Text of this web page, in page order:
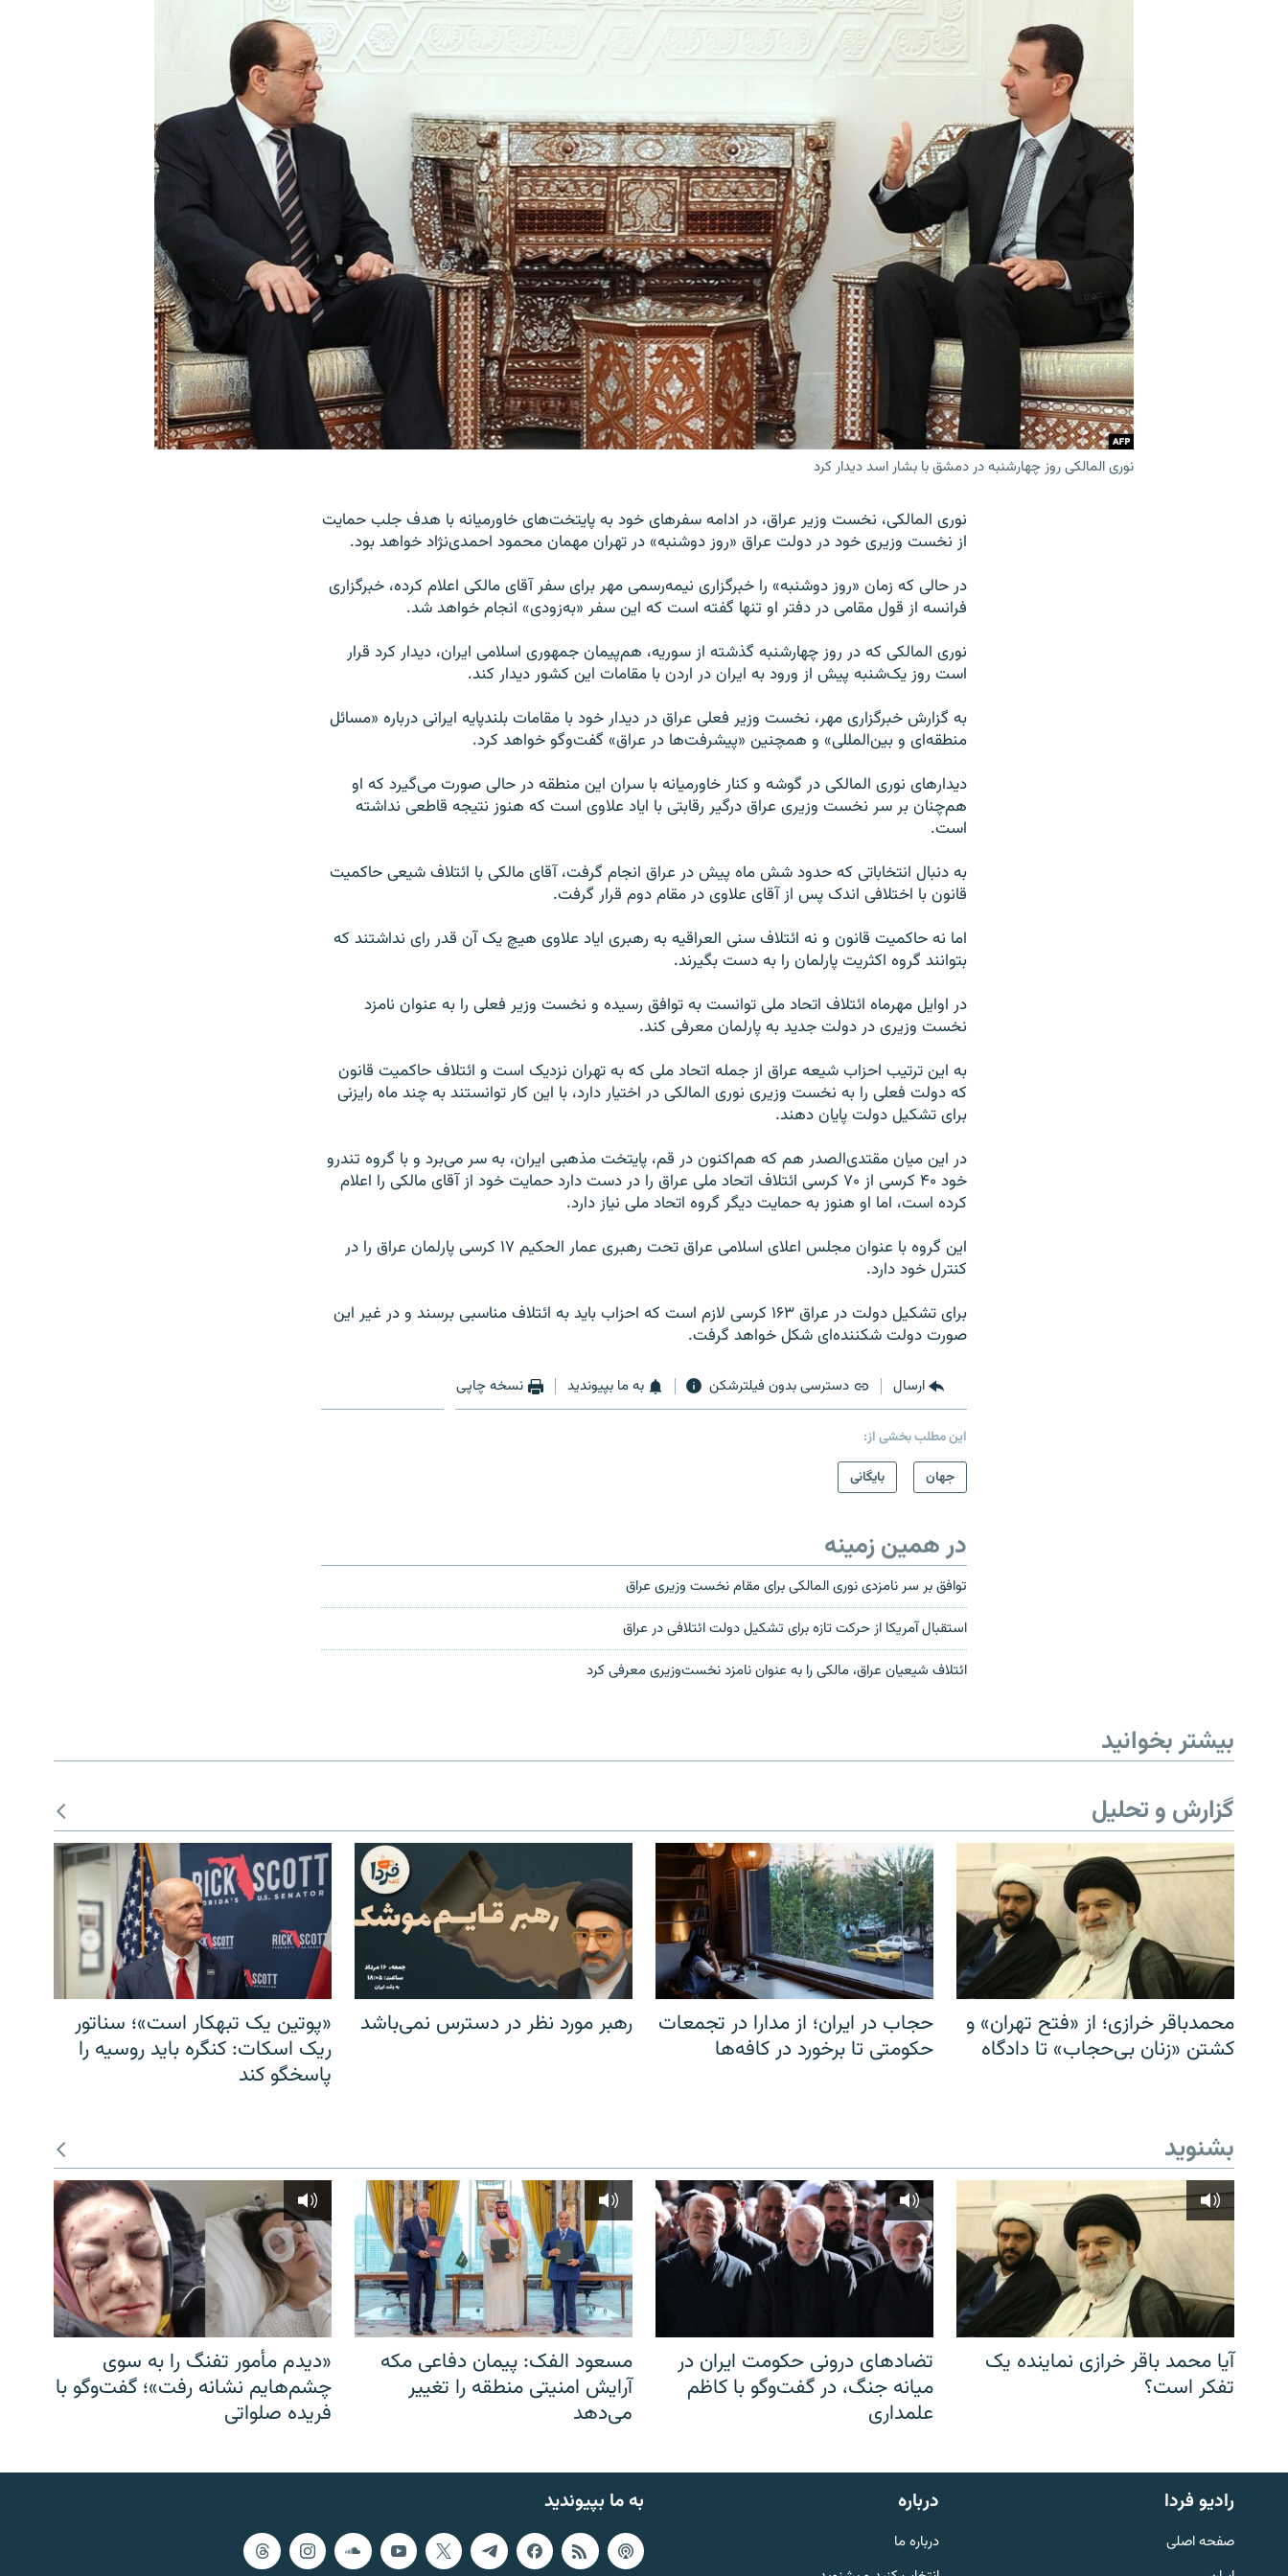
English
به ما بپیوندید
نوری المالکی روز چهارشنبه در دمشق با بشار اسد دیدار کرد
نوری المالکی، نخست وزیر عراق، در ادامه سفرهای خود به پایتخت‌های خاورمیانه با هدف جلب حمایت
از نخست وزیری خود در دولت عراق «روز دوشنبه» در تهران مهمان محمود احمدی‌نژاد خواهد بود.
در حالی که زمان «روز دوشنبه» را خبرگزاری نیمه‌رسمی مهر برای سفر آقای مالکی اعلام کرده، خبرگزاری
فرانسه از قول مقامی در دفتر او تنها گفته است که این سفر «به‌زودی» انجام خواهد شد.
نوری المالکی که در روز چهارشنبه گذشته از سوریه، هم‌پیمان جمهوری اسلامی ایران، دیدار کرد قرار
است روز یک‌شنبه پیش از ورود به ایران در اردن با مقامات این کشور دیدار کند.
به گزارش خبرگزاری مهر، نخست وزیر فعلی عراق در دیدار خود با مقامات بلندپایه ایرانی درباره «مسائل
منطقه‌ای و بین‌المللی» و همچنین «پیشرفت‌ها در عراق» گفت‌وگو خواهد کرد.
دیدارهای نوری المالکی در گوشه و کنار خاورمیانه با سران این منطقه در حالی صورت می‌گیرد که او
هم‌چنان بر سر نخست وزیری عراق درگیر رقابتی با ایاد علاوی است که هنوز نتیجه قاطعی نداشته
است.
به دنبال انتخاباتی که حدود شش ماه پیش در عراق انجام گرفت، آقای مالکی با ائتلاف شیعی حاکمیت
قانون با اختلافی اندک پس از آقای علاوی در مقام دوم قرار گرفت.
اما نه حاکمیت قانون و نه ائتلاف سنی‌ العراقیه به رهبری ایاد علاوی هیچ یک آن قدر رای نداشتند که
بتوانند گروه اکثریت پارلمان را به دست بگیرند.
در اوایل مهرماه ائتلاف اتحاد ملی توانست به توافق رسيده و نخست وزير فعلی را به عنوان نامزد
نخست وزيری در دولت جديد به پارلمان معرفی کند.
به این ترتیب احزاب شيعه عراق از جمله اتحاد ملی که به تهران نزديک است و ائتلاف حاکميت قانون
که دولت فعلی را به نخست وزيری نوری المالکی در اختيار دارد، با اين کار توانستند به چند ماه رايزنی
برای تشکيل دولت پايان دهند.
در این میان مقتدی‌الصدر هم که هم‌اکنون در قم، پایتخت مذهبی ایران، به سر می‌برد و با گروه تندرو
خود ۴۰ کرسی از ۷۰ کرسی ائتلاف اتحاد ملی عراق را در دست دارد حمایت خود از آقای مالکی را اعلام
کرده است، اما او هنوز به حمایت دیگر گروه اتحاد ملی نیاز دارد.
این گروه با عنوان مجلس اعلای اسلامی عراق تحت رهبری عمار الحکیم ۱۷ کرسی پارلمان عراق را در
کنترل خود دارد.
برای تشکيل دولت در عراق ۱۶۳ کرسی لازم است که احزاب بايد به ائتلاف مناسبی برسند و در غير اين
صورت دولت شکننده‌ای شکل خواهد گرفت.
ارسال دسترسی بدون فیلترشکن به ما بپیوندید نسخه چاپی
این مطلب بخشی از:
جهان
بایگانی
در همین زمینه
توافق بر سر نامزدی نوری المالکی برای مقام نخست وزيری عراق
استقبال آمريکا از حرکت تازه برای تشکيل دولت ائتلافی در عراق
ائتلاف شيعيان عراق، مالکی را به عنوان نامزد نخست‌وزيری معرفی کرد
بیشتر بخوانید
گزارش و تحلیل
محمدباقر خرازی؛ از «فتح تهران» و
کشتن «زنان بی‌حجاب» تا دادگاه
حجاب در ایران؛ از مدارا در تجمعات
حکومتی تا برخورد در کافه‌ها
رهبر مورد نظر در دسترس نمی‌باشد
«پوتین یک تبهکار است»؛ سناتور
ریک اسکات: کنگره باید روسیه را
پاسخگو کند
بشنوید
آیا محمد باقر خرازی نماینده یک
تفکر است؟
تضادهای درونی حکومت ایران در
میانه جنگ، در گفت‌‌وگو با کاظم
علمداری
مسعود الفک: پیمان دفاعی مکه
آرایش امنیتی منطقه را تغییر
می‌دهد
«دیدم مأمور تفنگ را به سوی
چشم‌هایم نشانه رفت»؛ گفت‌و‌گو با
فریده صلواتی
به ما بپیوندید رادیو فردا
صفحه اصلی
درباره
درباره ما